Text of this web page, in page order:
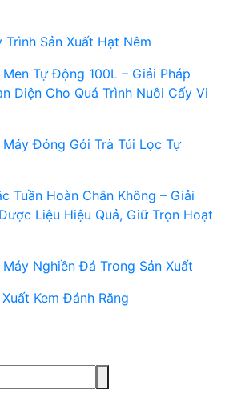
Trình Sản Xuất Hạt Nêm
Tự Động 100L – Giải Pháp
Diện Cho Quá Trình Nuôi Cấy Vi
Máy Đóng Gói Trà Túi Lọc Tự
Tuần Hoàn Chân Không – Giải
Liệu Hiệu Quả, Giữ Trọn Hoạt
Máy Nghiền Đá Trong Sản Xuất
Kem Đánh Răng